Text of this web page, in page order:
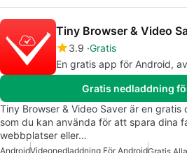
Tiny Browser & Video
3.9 Gratis
En gratis app för Android,
Gratis nedladdning
Tiny Browser & Video Saver är en
som du kan använda för att spara dina
webbplatser eller…
AndroidVideonedladdning För Android